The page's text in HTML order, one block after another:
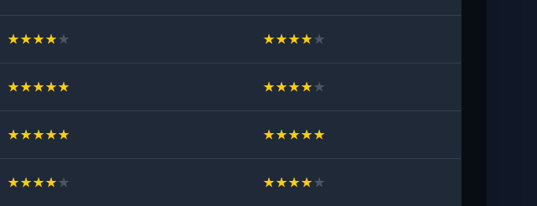
★★★★★ ★★★★★
★★★★★ ★★★★★
★★★★★ ★★★★★
★★★★★ ★★★★★